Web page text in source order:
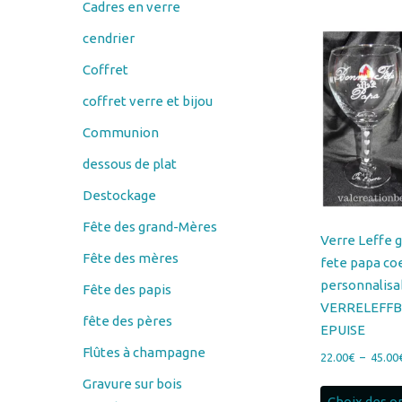
Verre Leffe
fete papa
22.00€ – 45.00
Coffret
coffret verre et bijou
Communion
dessous de plat
Destockage
Fête des grand-Mères
Fête des mères
Fête des papis
fête des pères
Flûtes à champagne
Gravure sur bois
Couteau
éplucheur économe